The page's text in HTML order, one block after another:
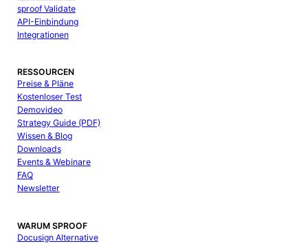
sproof Validate
API-Einbindung
Integrationen
RESSOURCEN
Preise & Pläne
Kostenloser Test
Demovideo
Strategy Guide (PDF)
Wissen & Blog
Downloads
Events & Webinare
FAQ
Newsletter
WARUM SPROOF
Docusign Alternative